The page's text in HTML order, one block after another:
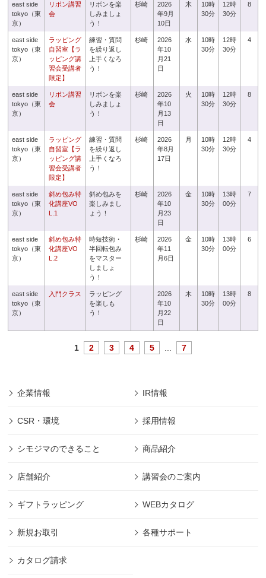
east side
tokyo（東
京）
リボン講習
会
リボンを楽
しみましょ
う！
杉崎
2026
年9月
10日
木
10時
30分
12時
30分
8
east side
tokyo（東
京）
ラッピング
自習室【ラ
ッピング講
習会受講者
限定】
練習・質問
を繰り返し
上手くなろ
う！
杉崎
2026
年10
月21
日
水
10時
30分
12時
30分
4
east side
tokyo（東
京）
リボン講習
会
リボンを楽
しみましょ
う！
杉崎
2026
年10
月13
日
火
10時
30分
12時
30分
8
east side
tokyo（東
京）
ラッピング
自習室【ラ
ッピング講
習会受講者
限定】
練習・質問
を繰り返し
上手くなろ
う！
杉崎
2026
年8月
17日
月
10時
30分
12時
30分
4
east side
tokyo（東
京）
斜め包み特
化講座VO
L.1
斜め包みを
楽しみまし
ょう！
杉崎
2026
年10
月23
日
金
10時
30分
13時
00分
7
east side
tokyo（東
京）
斜め包み特
化講座VO
L.2
時短技術・
半回転包み
をマスター
しましょ
う！
杉崎
2026
年11
月6日
金
10時
30分
13時
00分
6
east side
tokyo（東
京）
入門クラス
ラッピング
を楽しも
う！
2026
年10
月22
日
木
10時
30分
13時
00分
8
1 2 3 4 5 7
企業情報 IR情報
CSR・環境 採用情報
シモジマのできること 商品紹介
店舗紹介 講習会のご案内
ギフトラッピング WEBカタログ
新規お取引 各種サポート
カタログ請求